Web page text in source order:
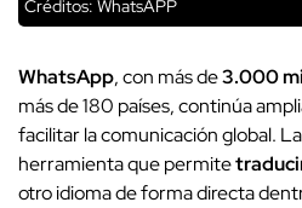
Créditos: WhatsAPP
WhatsApp, con más de3.000
más de 180 países, continúa
facilitar la comunicación global.
herramienta que permite
otro idioma de forma directa